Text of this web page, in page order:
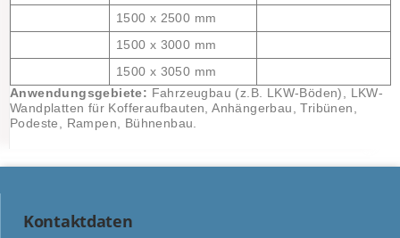
1500 x 2500 mm
1500 x 3000 mm
1500 x 3050 mm
Anwendungsgebiete: Fahrzeugbau (z.B. LKW-Böden), LKW-
Wandplatten für Kofferaufbauten, Anhängerbau, Tribünen,
Podeste, Rampen, Bühnenbau.
Kontaktdaten